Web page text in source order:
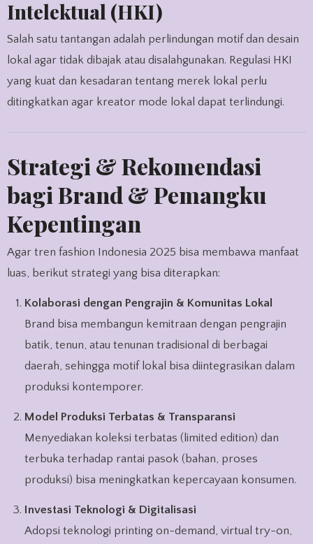
Intelektual (HKI)
Salah satu tantangan adalah perlindungan motif dan desain
lokal agar tidak dibajak atau disalahgunakan. Regulasi HKI
yang kuat dan kesadaran tentang merek lokal perlu
ditingkatkan agar kreator mode lokal dapat terlindungi.
Strategi & Rekomendasi
bagi Brand & Pemangku
Kepentingan
Agar tren fashion Indonesia 2025 bisa membawa manfaat
luas, berikut strategi yang bisa diterapkan:
Kolaborasi dengan Pengrajin & Komunitas Lokal
Brand bisa membangun kemitraan dengan pengrajin
batik, tenun, atau tenunan tradisional di berbagai
daerah, sehingga motif lokal bisa diintegrasikan dalam
produksi kontemporer.
Model Produksi Terbatas & Transparansi
Menyediakan koleksi terbatas (limited edition) dan
terbuka terhadap rantai pasok (bahan, proses
produksi) bisa meningkatkan kepercayaan konsumen.
Investasi Teknologi & Digitalisasi
Adopsi teknologi printing on-demand, virtual try-on,